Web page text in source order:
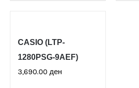
CASIO (LTP-
1280PSG-9AEF)
3,690.00 ден